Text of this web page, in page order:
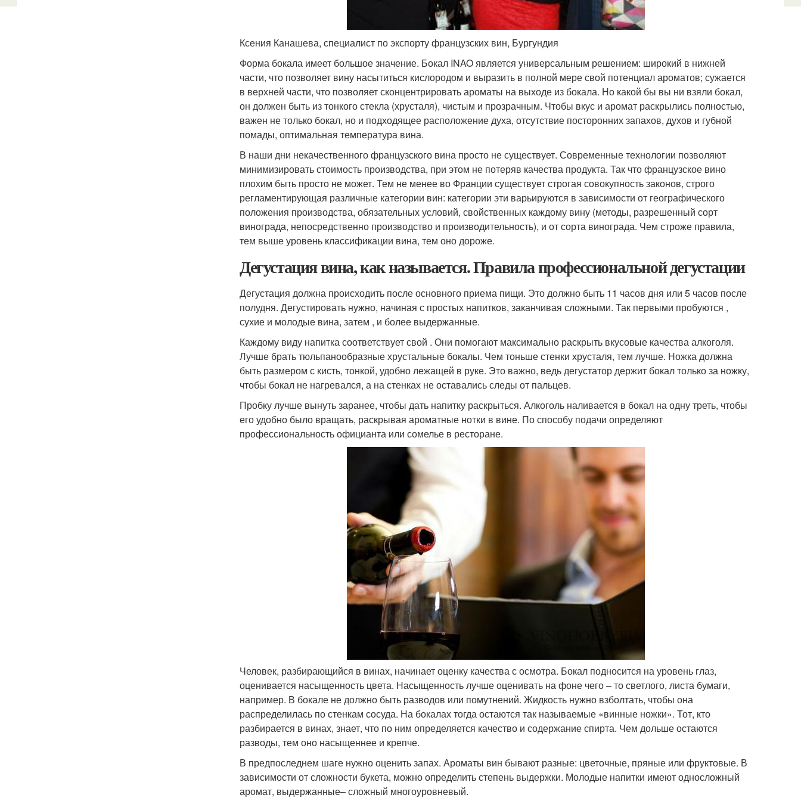
Ксения Канашева, специалист по экспорту французских вин, Бургундия
Форма бокала имеет большое значение. Бокал INAO является универсальным решением: широкий в нижней
части, что позволяет вину насытиться кислородом и выразить в полной мере свой потенциал ароматов; сужается
в верхней части, что позволяет сконцентрировать ароматы на выходе из бокала. Но какой бы вы ни взяли бокал,
он должен быть из тонкого стекла (хрусталя), чистым и прозрачным. Чтобы вкус и аромат раскрылись полностью,
важен не только бокал, но и подходящее расположение духа, отсутствие посторонних запахов, духов и губной
помады, оптимальная температура вина.
В наши дни некачественного французского вина просто не существует. Современные технологии позволяют
минимизировать стоимость производства, при этом не потеряв качества продукта. Так что французское вино
плохим быть просто не может. Тем не менее во Франции существует строгая совокупность законов, строго
регламентирующая различные категории вин: категории эти варьируются в зависимости от географического
положения производства, обязательных условий, свойственных каждому вину (методы, разрешенный сорт
винограда, непосредственно производство и производительность), и от сорта винограда. Чем строже правила,
тем выше уровень классификации вина, тем оно дороже.
Дегустация вина, как называется. Правила профессиональной дегустации
Дегустация должна происходить после основного приема пищи. Это должно быть 11 часов дня или 5 часов после
полудня. Дегустировать нужно, начиная с простых напитков, заканчивая сложными. Так первыми пробуются ,
сухие и молодые вина, затем , и более выдержанные.
Каждому виду напитка соответствует свой . Они помогают максимально раскрыть вкусовые качества алкоголя.
Лучше брать тюльпанообразные хрустальные бокалы. Чем тоньше стенки хрусталя, тем лучше. Ножка должна
быть размером с кисть, тонкой, удобно лежащей в руке. Это важно, ведь дегустатор держит бокал только за ножку,
чтобы бокал не нагревался, а на стенках не оставались следы от пальцев.
Пробку лучше вынуть заранее, чтобы дать напитку раскрыться. Алкоголь наливается в бокал на одну треть, чтобы
его удобно было вращать, раскрывая ароматные нотки в вине. По способу подачи определяют
профессиональность официанта или сомелье в ресторане.
Человек, разбирающийся в винах, начинает оценку качества с осмотра. Бокал подносится на уровень глаз,
оценивается насыщенность цвета. Насыщенность лучше оценивать на фоне чего – то светлого, листа бумаги,
например. В бокале не должно быть разводов или помутнений. Жидкость нужно взболтать, чтобы она
распределилась по стенкам сосуда. На бокалах тогда остаются так называемые «винные ножки». Тот, кто
разбирается в винах, знает, что по ним определяется качество и содержание спирта. Чем дольше остаются
разводы, тем оно насыщеннее и крепче.
В предпоследнем шаге нужно оценить запах. Ароматы вин бывают разные: цветочные, пряные или фруктовые. В
зависимости от сложности букета, можно определить степень выдержки. Молодые напитки имеют односложный
аромат, выдержанные– сложный многоуровневый.